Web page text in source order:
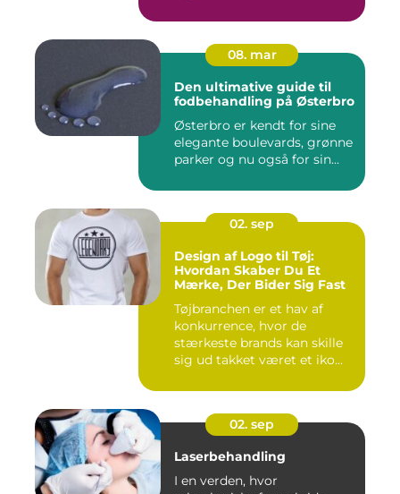
08. mar
Den ultimative guide til
fodbehandling på Østerbro
Østerbro er kendt for sine
elegante boulevards, grønne
parker og nu også for sin...
02. sep
Design af Logo til Tøj:
Hvordan Skaber Du Et
Mærke, Der Bider Sig Fast
Tøjbranchen er et hav af
konkurrence, hvor de
stærkeste brands kan skille
sig ud takket været et iko...
02. sep
Laserbehandling
I en verden, hvor